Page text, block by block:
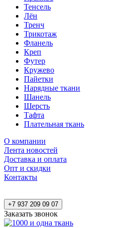
Тенсель
Лён
Тренч
Трикотаж
Фланель
Креп
Футер
Кружево
Пайетки
Нарядные ткани
Шанель
Шерсть
Тафта
Плательная ткань
О компании
Лента новостей
Доставка и оплата
Опт и скидки
Контакты
+7 937 209 09 07
Заказать звонок